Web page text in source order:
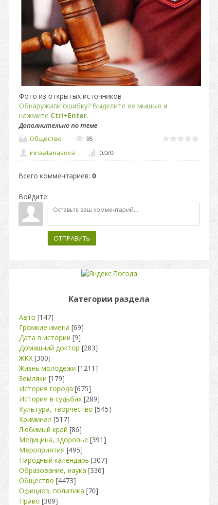
Фото из открытых источников
Обнаружили ошибку? Выделите ее мышью и
нажмите Ctrl+Enter.
Дополнительно по теме
Общество
95
irinaatanasova
0.0/0
Всего комментариев: 0
Войдите:
ОТПРАВИТЬ
Категории раздела
Авто [147]
Громкие имена [69]
Дата в истории [9]
Домашний доктор [283]
ЖКХ [300]
Жизнь молодежи [1211]
Земляки [179]
История города [675]
История в судьбах [289]
Культура, творчество [545]
Криминал [517]
Любимый край [86]
Медицина, здоровье [391]
Мероприятия [495]
Народный календарь [307]
Образование, наука [336]
Общество [4473]
Официоз, политика [70]
Право [309]